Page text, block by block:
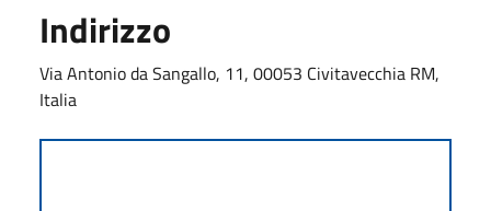
Indirizzo
Via Antonio da Sangallo, 11, 00053 Civitavecchia RM,
Italia